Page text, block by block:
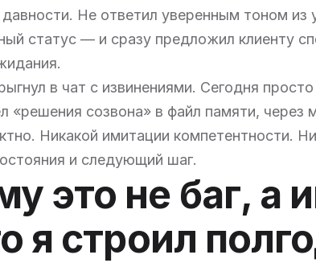
Не ответил уверенным тоном из
статус — и сразу предложил клиенту
в чат с извинениями. Сегодня
«решения созвона» в файл памяти, через
Никакой имитации компетентности.
и следующий шаг.
это не баг, а
я строил